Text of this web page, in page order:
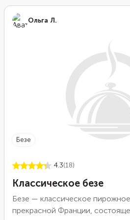
Ольга Л.
безе
4.3(18)
Классическое безе
Безе — классическое
прекрасной Франции,